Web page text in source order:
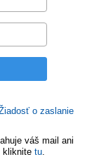
o zaslanie
váš mail ani
kliknite tu.